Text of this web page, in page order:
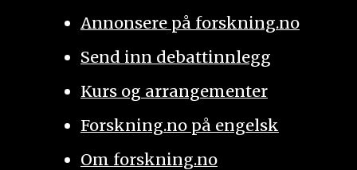
Annonsere på forskning.no
Send inn debattinnlegg
Kurs og arrangementer
Forskning.no på engelsk
Om forskning.no